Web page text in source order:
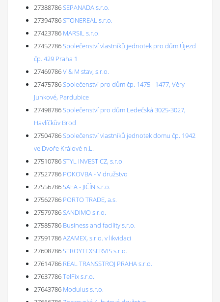
27388786SEPANADA s.r.o.
27394786STONEREAL s.r.o.
27423786 MARSIL s.r.o.
27452786Společenství vlastníků jednotek pro dům Újezd
čp. 429 Praha 1
27469786V & M stav, s.r.o.
27475786Společenství pro dům čp. 1475 - 1477, Věry
Junkové, Pardubice
27498786Společenství pro dům Ledečská 3025-3027,
Havlíčkův Brod
27504786Společenství vlastníků jednotek domu čp. 1942
ve Dvoře Králové n.L.
27510786STYL INVEST CZ, s.r.o.
27527786 POKOVBA - V družstvo
27556786SAFA - JIČÍN s.r.o.
27562786 PORTO TRADE, a.s.
27579786SANDIMO s.r.o.
27585786 Business and facility s.r.o.
27591786AZAMEX, s.r.o. v likvidaci
27608786STROYTEXSERVIS s.r.o.
27614786 REAL TRANSSTROJ PRAHA s.r.o.
27637786TelFix s.r.o.
27643786 Modulus s.r.o.